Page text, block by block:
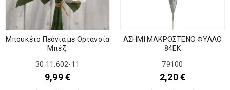
Μπουκέτο Πεόνια με Ορτανσία
Μπέζ.
30.11.602-11
9,99€
ΑΣΗΜΙ ΜΑΚΡΟΣΤΕΝΟ ΦΥΛΛΟ
84ΕΚ
79100
2,20€